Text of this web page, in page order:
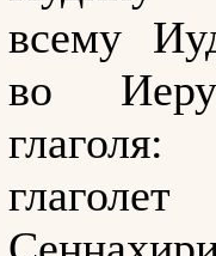
всему
во
глаголет